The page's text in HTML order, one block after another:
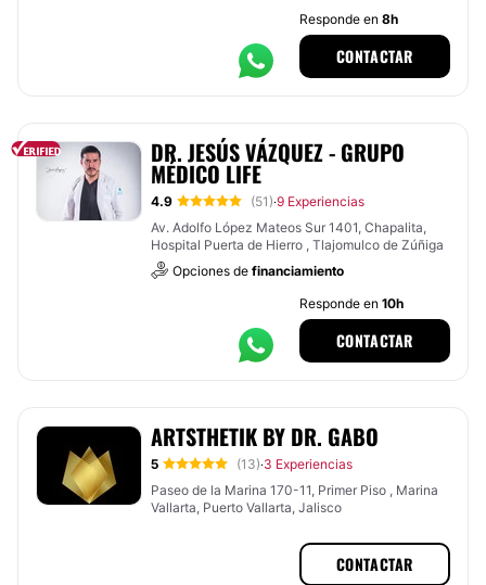
Responde en 8h
CONTACTAR
DR. JESÚS VÁZQUEZ - GRUPO
MÉDICO LIFE
4.9 (51)·9 Experiencias
Av. Adolfo López Mateos Sur 1401, Chapalita,
Hospital Puerta de Hierro , Tlajomulco de Zúñiga
Opciones de financiamiento
Responde en 10h
CONTACTAR
ARTSTHETIK BY DR. GABO
5 (13)·3 Experiencias
Paseo de la Marina 170-11, Primer Piso , Marina
Vallarta, Puerto Vallarta, Jalisco
CONTACTAR